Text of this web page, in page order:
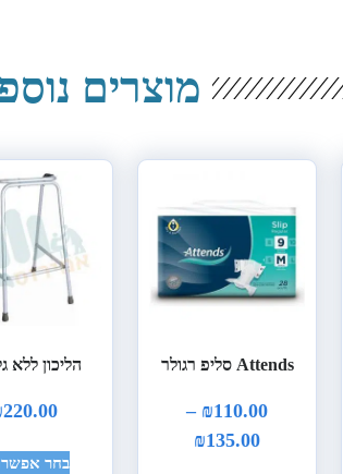
מוצרים
Attends סליפ רגולר
₪110.00
–
₪135.00
הליכון ללא
220.00
בחר